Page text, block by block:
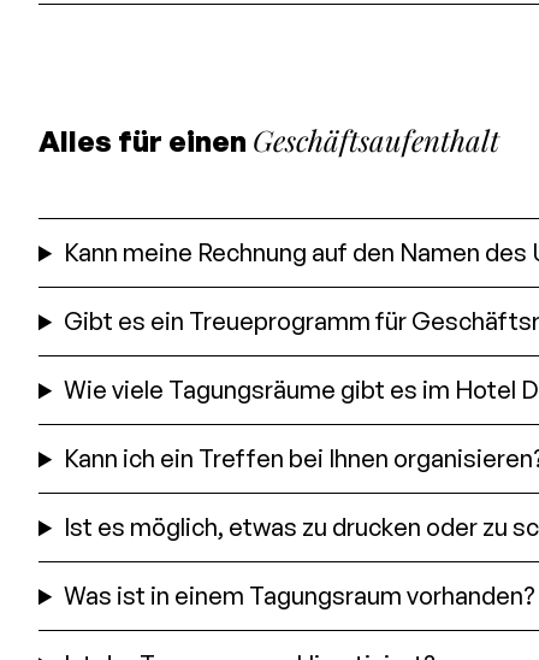
Alles für einen Geschäftsaufenthalt
Kann meine Rechnung auf den Namen
Gibt es ein Treueprogramm für
Wie viele Tagungsräume gibt es im Hotel
Kann ich ein Treffen bei Ihnen
Ist es möglich, etwas zu drucken oder zu
Was ist in einem Tagungsraum vorhanden?